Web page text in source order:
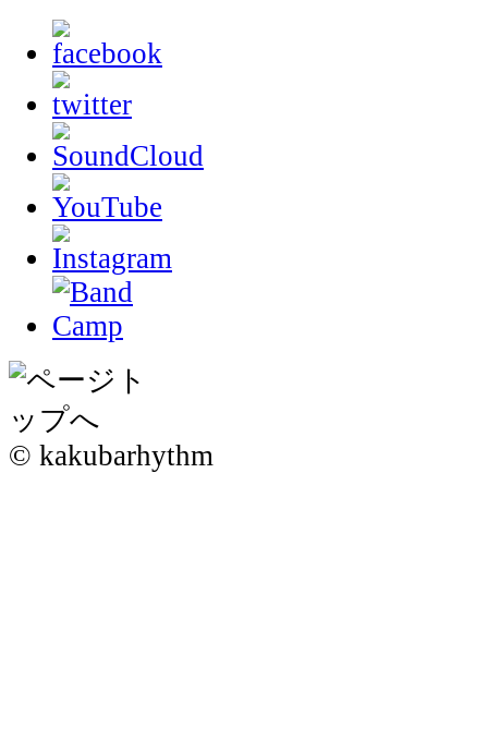
© kakubarhythm